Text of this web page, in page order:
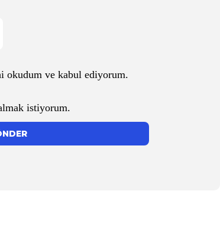
okudum ve kabul ediyorum.
istiyorum.